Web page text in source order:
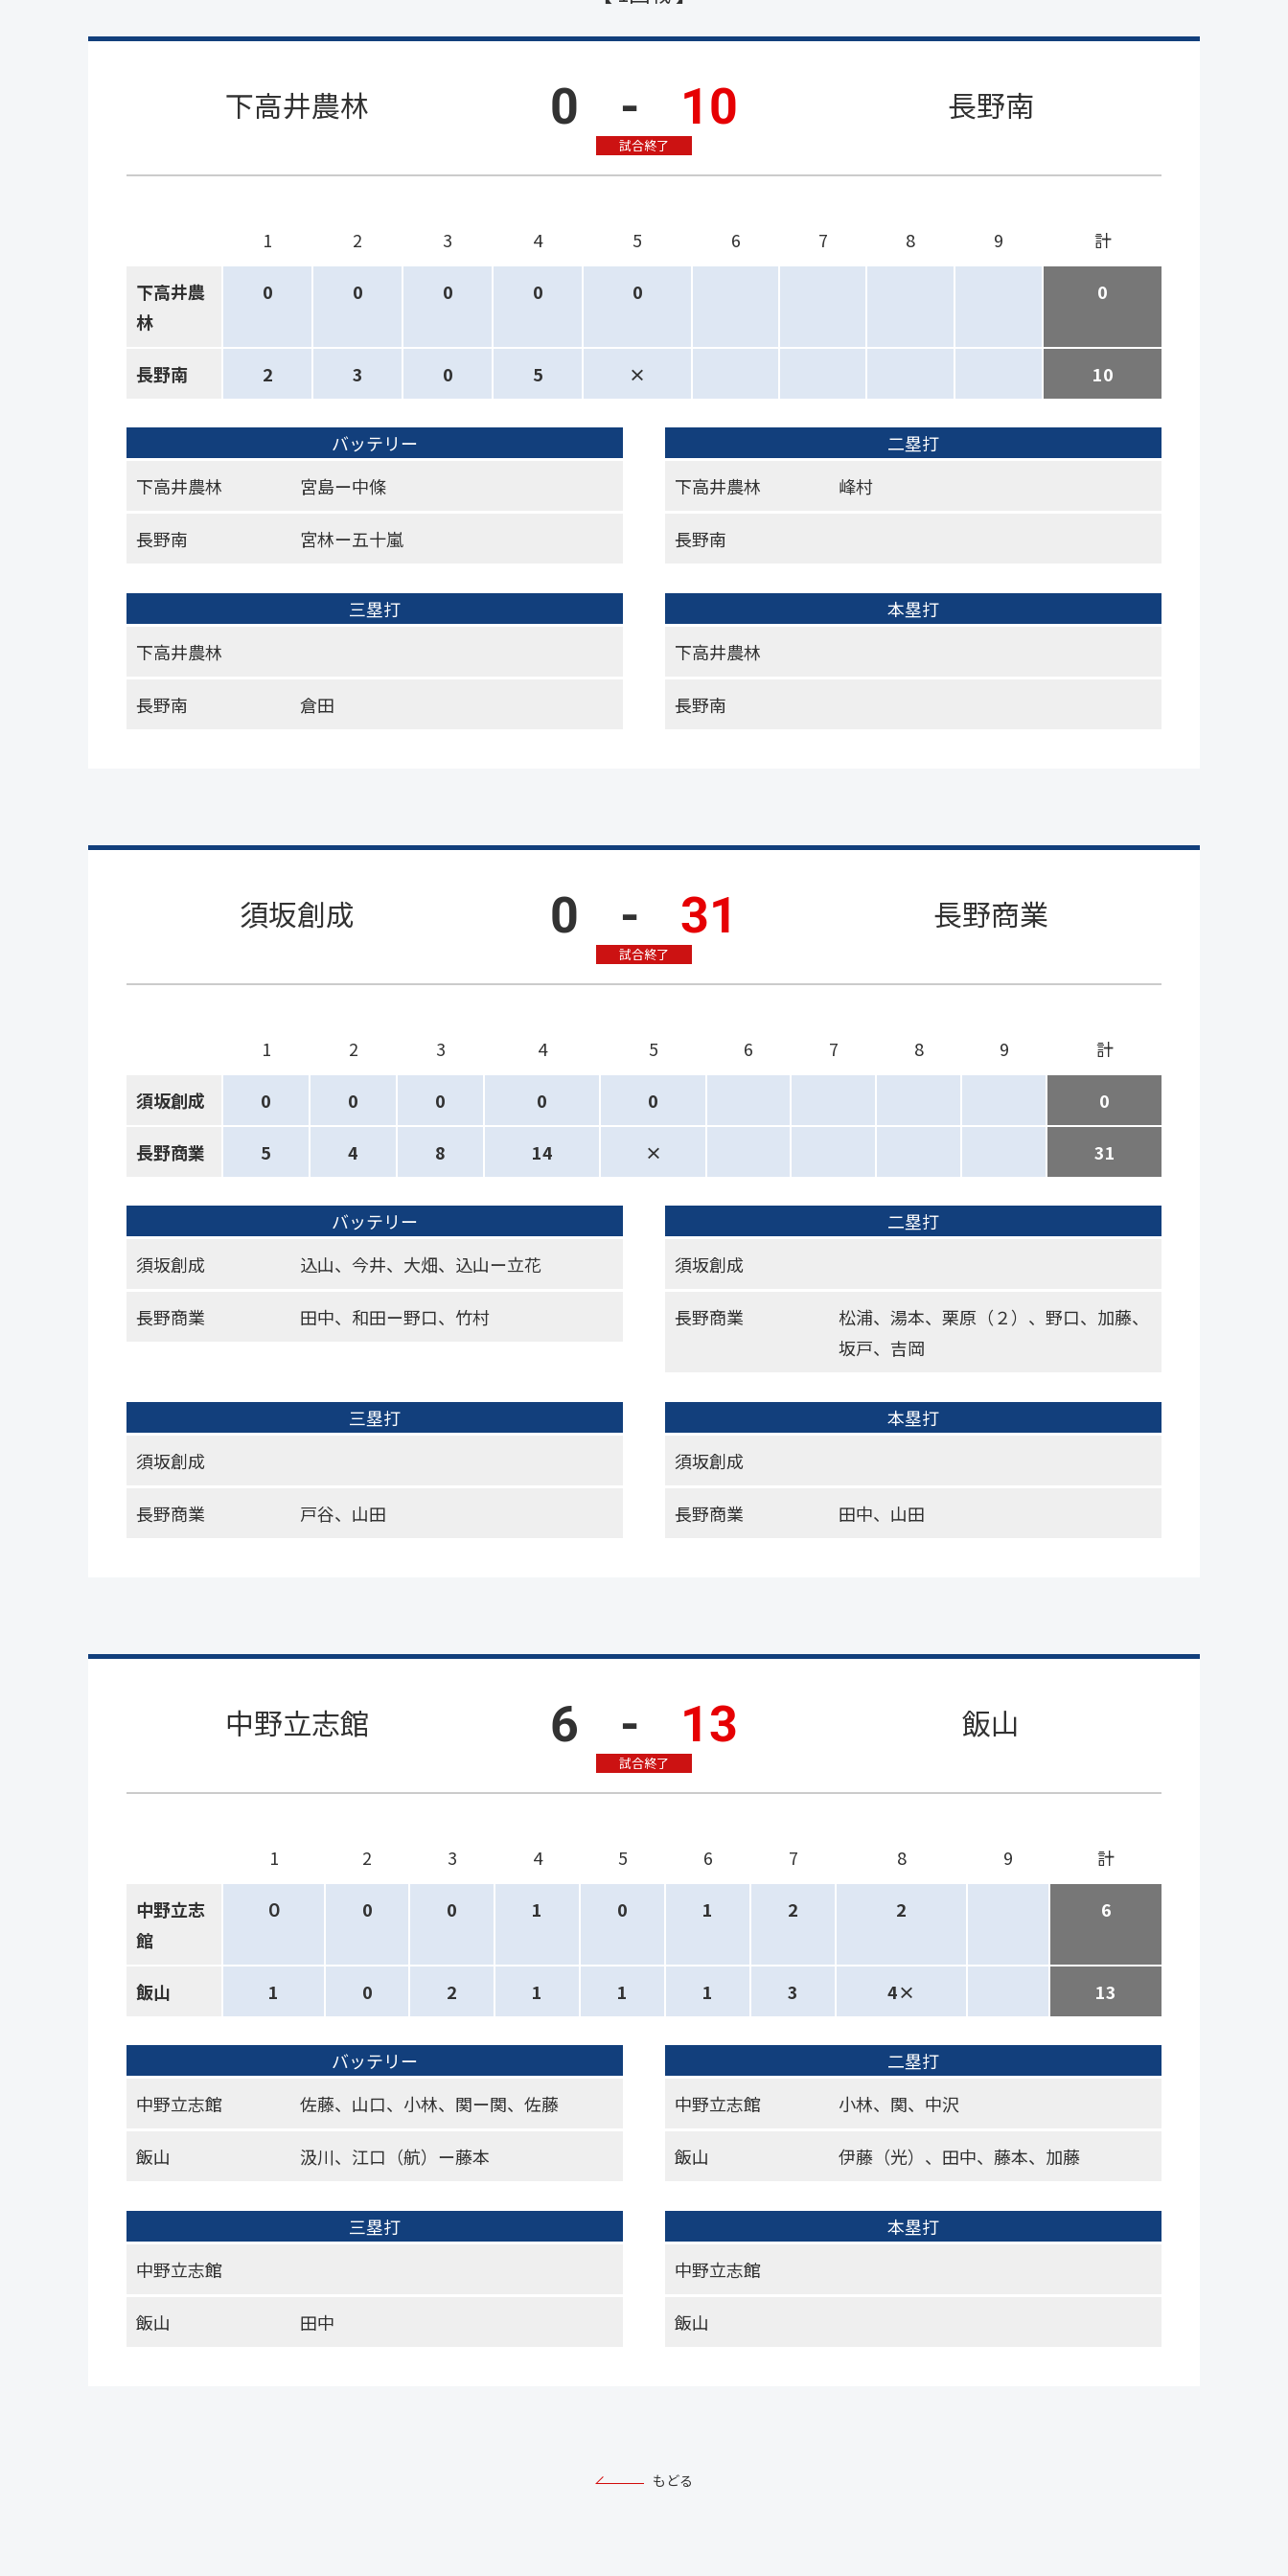
下高井農林 0 - 10
試合終了
長野南
1 2 3 4 5 6 7 8 9 計
下高井農
林
0 0 0 0 0 0
長野南 2 3 0 5 × 10
バッテリー
下高井農林
宮島ー中條
長野南 宮林ー五十嵐
二塁打
下高井農林
峰村
長野南
三塁打
下高井農林
長野南 倉田
本塁打
下高井農林
長野南
須坂創成 0 - 31
試合終了
長野商業
1 2 3 4 5 6 7 8 9 計
須坂創成 0 0 0 0 0 0
長野商業 5 4 8 14 × 31
バッテリー
須坂創成
込山、今井、大畑、込山ー立花
長野商業 田中、和田ー野口、竹村
二塁打
須坂創成
長野商業
松浦、湯本、栗原（２）、野口、加藤、
坂戸、吉岡
三塁打
須坂創成
長野商業 戸谷、山田
本塁打
須坂創成
長野商業 田中、山田
中野立志館 6 - 13
試合終了
飯山
1 2 3 4 5 6 7 8 9 計
中野立志
館
０ 0 0 1 0 1 2 2 6
飯山 1 0 2 1 1 1 3 4× 13
バッテリー
中野立志館
佐藤、山口、小林、関ー関、佐藤
飯山 汲川、江口（航）ー藤本
二塁打
中野立志館
小林、関、中沢
飯山 伊藤（光）、田中、藤本、加藤
三塁打
中野立志館
飯山 田中
本塁打
中野立志館
飯山
もどる